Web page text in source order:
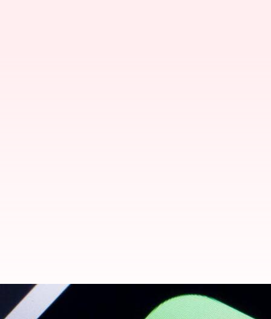
வாட்ஸ்அப் விரைவில்